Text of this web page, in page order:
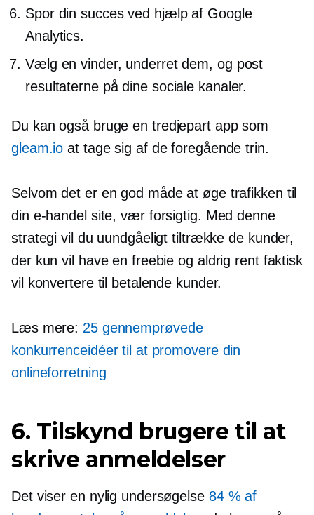
Spor din succes ved hjælp af Google
Analytics.
Vælg en vinder, underret dem, og post
resultaterne på dine sociale kanaler.
Du kan også bruge en tredjepartapp som
gleam.io at tage sig af de foregående trin.
Selvom det er en god måde at øge trafikken til
din e-handel site, vær forsigtig. Med denne
strategi vil du uundgåeligt tiltrække de kunder,
der kun vil have en freebie og aldrig rent faktisk
vil konvertere til betalende kunder.
Læs mere: 25 gennemprøvede
konkurrenceidéer til at promovere din
onlineforretning
6. Tilskynd brugere til at
skrive anmeldelser
Det viser en nylig undersøgelse 84 % af